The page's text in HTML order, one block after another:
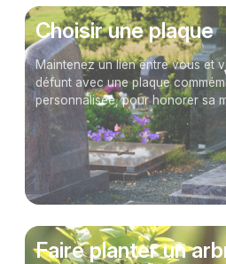
Choisir une plaque
Maintenez un lien entre vous et
défunt avec une plaque
personnalisée, pour honorer sa
Faire planter un